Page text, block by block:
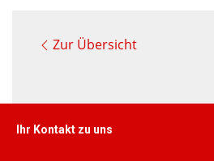
Zur Übersicht
Ihr Kontakt zu uns